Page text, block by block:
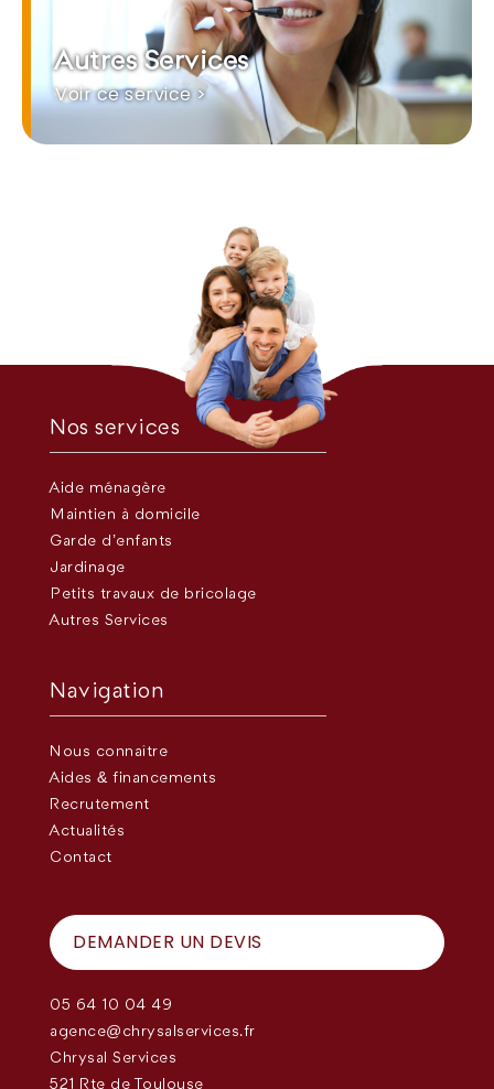
Autres Services
Voir ce service >
Nos services
Aide ménagère
Maintien à domicile
Garde d’enfants
Jardinage
Petits travaux de bricolage
Autres Services
Navigation
Nous connaître
Aides & financements
Recrutement
Actualités
Contact
DEMANDER UN DEVIS
05 64 10 04 49
agence@chrysalservices.fr
Chrysal Services
521 Rte de Toulouse